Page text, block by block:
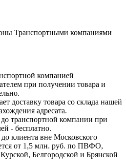
Транспортными компаниями
компанией
при получении товара и
доставку товара со склада нашей
адресата.
транспортной компании при
- бесплатно.
до клиента вне Московского
от 1,5 млн. руб. по ПВФО,
Белгородской и Брянской